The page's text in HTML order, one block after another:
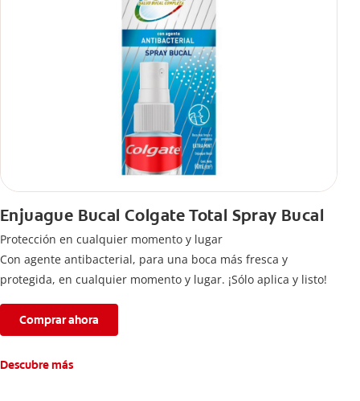
Enjuague Bucal Colgate Total Spray Bucal
Protección en cualquier momento y lugar
Con agente antibacterial, para una boca más fresca y
protegida, en cualquier momento y lugar. ¡Sólo aplica y listo!
Comprar ahora
Descubre más